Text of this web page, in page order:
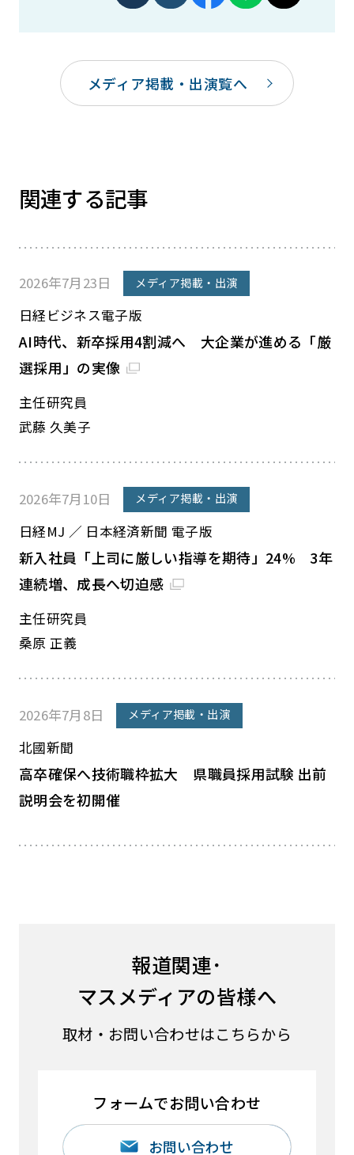
メディア掲載・出演覧へ
関連する記事
2026年7月23日 メディア掲載・出演
日経ビジネス電子版
AI時代、新卒採用4割減へ 大企業が進める「厳
選採用」の実像
主任研究員
武藤 久美子
2026年7月10日 メディア掲載・出演
日経MJ ／ 日本経済新聞 電子版
新入社員「上司に厳しい指導を期待」24% 3年
連続増、成長へ切迫感
主任研究員
桑原 正義
2026年7月8日 メディア掲載・出演
北國新聞
高卒確保へ技術職枠拡大 県職員採用試験 出前
説明会を初開催
報道関連･
マスメディアの皆様へ
取材・お問い合わせはこちらから
フォームでお問い合わせ
お問い合わせ